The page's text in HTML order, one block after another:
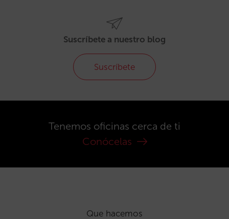
Suscríbete a nuestro blog
Suscríbete
Tenemos oficinas cerca de ti
Conócelas
Que hacemos